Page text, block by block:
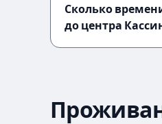
Сколько
до центра